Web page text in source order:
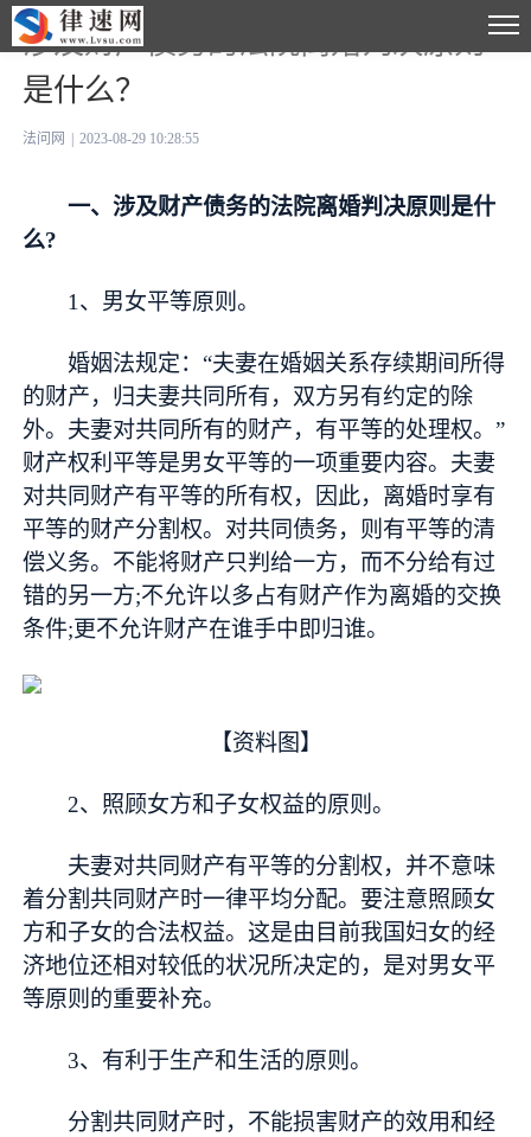
涉及财产债务的法院离婚判决原则
是什么？
法问网 2023-08-29 10:28:55
一、涉及财产债务的法院离婚判决原则是什
么?
1、男女平等原则。
婚姻法规定：“夫妻在婚姻关系存续期间所得
的财产，归夫妻共同所有，双方另有约定的除
外。夫妻对共同所有的财产，有平等的处理权。”
财产权利平等是男女平等的一项重要内容。夫妻
对共同财产有平等的所有权，因此，离婚时享有
平等的财产分割权。对共同债务，则有平等的清
偿义务。不能将财产只判给一方，而不分给有过
错的另一方;不允许以多占有财产作为离婚的交换
条件;更不允许财产在谁手中即归谁。
【资料图】
2、照顾女方和子女权益的原则。
夫妻对共同财产有平等的分割权，并不意味
着分割共同财产时一律平均分配。要注意照顾女
方和子女的合法权益。这是由目前我国妇女的经
济地位还相对较低的状况所决定的，是对男女平
等原则的重要补充。
3、有利于生产和生活的原则。
分割共同财产时，不能损害财产的效用和经